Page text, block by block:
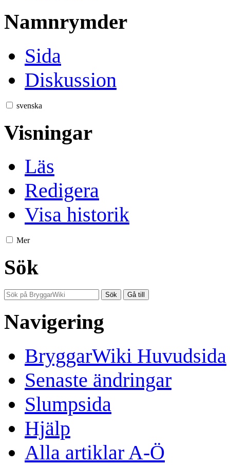
Namnrymder
Sida
Diskussion
svenska
Visningar
Läs
Redigera
Visa historik
Mer
Sök
Navigering
BryggarWiki Huvudsida
Senaste ändringar
Slumpsida
Hjälp
Alla artiklar A-Ö